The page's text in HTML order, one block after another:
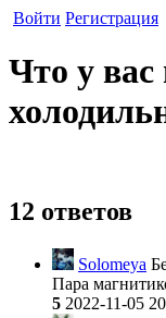
Войти Регистрация
Что у вас
12 ответов
Solomeya
Пара
5 2022-11-05